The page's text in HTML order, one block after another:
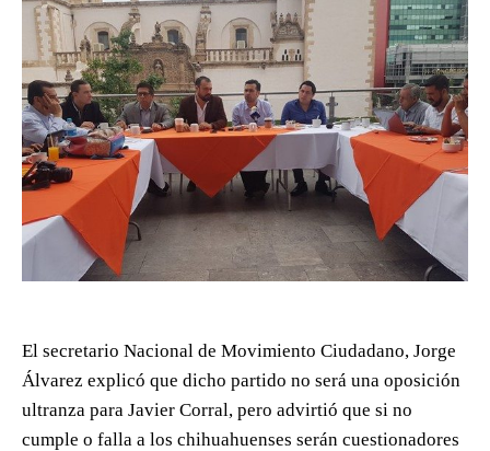
El secretario Nacional de Movimiento Ciudadano, Jorge
Álvarez explicó que dicho partido no será una oposición
ultranza para Javier Corral, pero advirtió que si no
cumple o falla a los chihuahuenses serán cuestionadores